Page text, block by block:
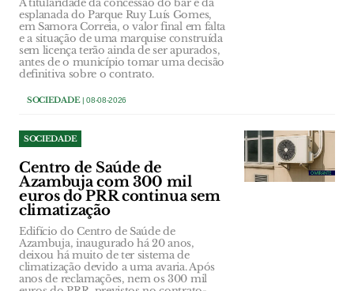
A titularidade da concessão do bar e da
esplanada do Parque Ruy Luís Gomes,
em Samora Correia, o valor final em falta
e a situação de uma marquise construída
sem licença terão ainda de ser apurados,
antes de o município tomar uma decisão
definitiva sobre o contrato.
SOCIEDADE| 08-08-2026
SOCIEDADE
Centro de Saúde de
Azambuja com 300 mil
euros do PRR continua sem
climatização
Edifício do Centro de Saúde de
Azambuja, inaugurado há 20 anos,
deixou há muito de ter sistema de
climatização devido a uma avaria. Após
anos de reclamações, nem os 300 mil